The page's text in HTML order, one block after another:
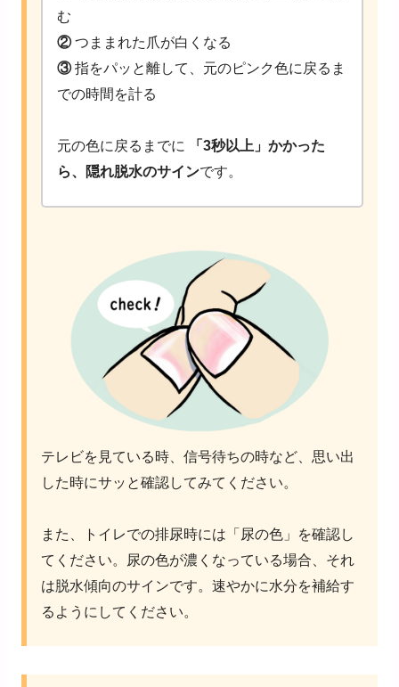
む
② つままれた爪が白くなる
③ 指をパッと離して、元のピンク色に戻るま
での時間を計る
元の色に戻るまでに 「 3秒以上」かかった
ら、隠れ脱水のサインです。
テレビを見ている時、信号待ちの時など、思い出
した時にサッと確認してみてください。
また、トイレでの排尿時には「尿の色」を確認し
てください。尿の色が濃くなっている場合、それ
は脱水傾向のサインです。速やかに水分を補給す
るようにしてください。